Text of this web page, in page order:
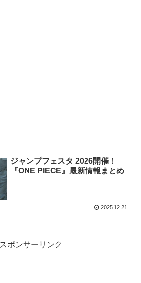
ジャンプフェスタ 2026開催！
『ONE PIECE』最新情報まとめ
2025.12.21
スポンサーリンク